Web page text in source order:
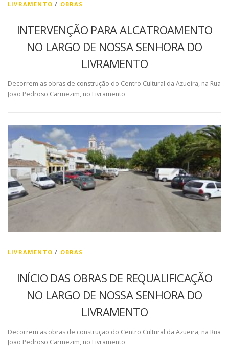
LIVRAMENTO / OBRAS
INTERVENÇÃO PARA ALCATROAMENTO
NO LARGO DE NOSSA SENHORA DO
LIVRAMENTO
Decorrem as obras de construção do Centro Cultural da Azueira, na Rua
João Pedroso Carmezim, no Livramento
LIVRAMENTO / OBRAS
INÍCIO DAS OBRAS DE REQUALIFICAÇÃO
NO LARGO DE NOSSA SENHORA DO
LIVRAMENTO
Decorrem as obras de construção do Centro Cultural da Azueira, na Rua
João Pedroso Carmezim, no Livramento